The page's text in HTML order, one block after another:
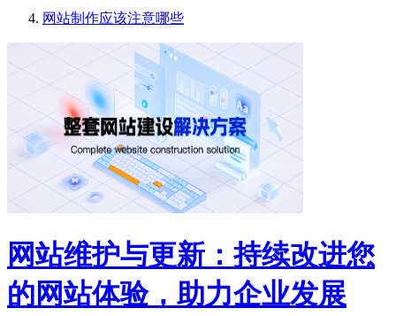
网站制作应该注意哪些
网站维护与更新：持续改进您
的网站体验，助力企业发展